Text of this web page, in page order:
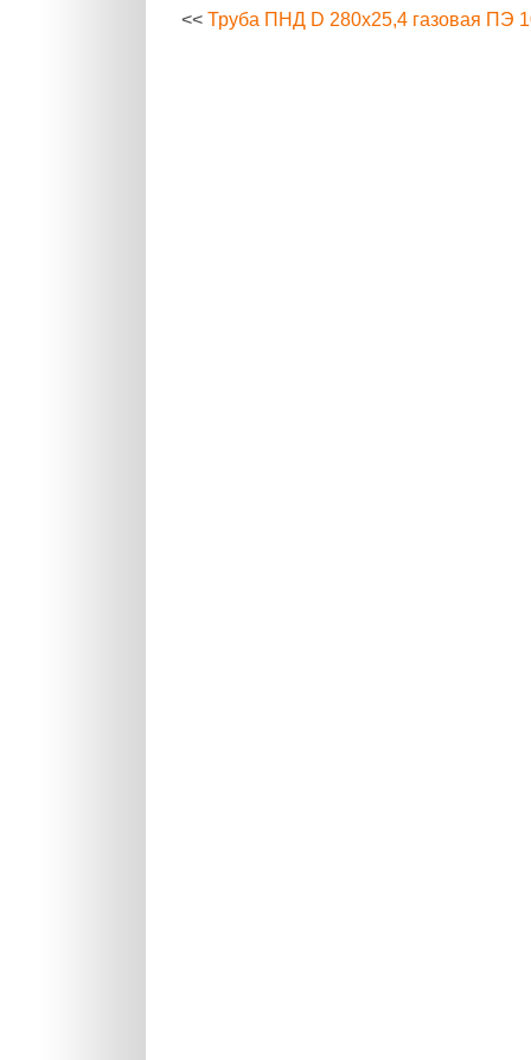
<< Труба ПНД D 280х25,4 газовая ПЭ